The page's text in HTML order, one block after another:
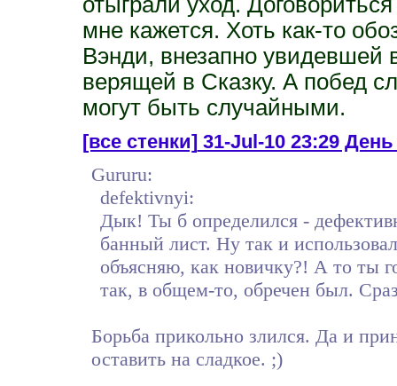
мне кажется. Хоть как-то
Вэнди, внезапно увидевшей
верящей в Сказку. А побед
могут быть случайными.
[все стенки]31-Jul-10 23:29
Gururu:
defektivnyi:
Дык! Ты б определился -
банный лист. Ну так и
объясняю, как новичку?! А то ты
так, в общем-то, обречен был.
Борьба прикольно злился. Да и
оставить на сладкое. ;)